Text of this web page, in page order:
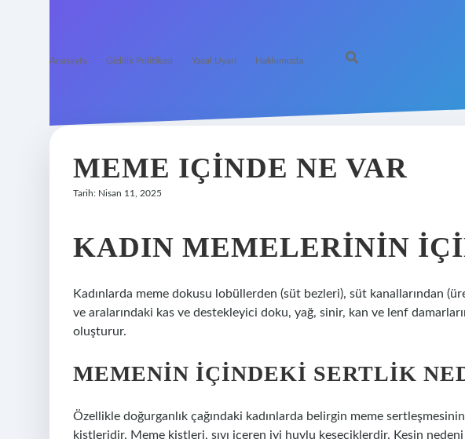
Anasayfa Gizlilik Politikası Yasal Uyarı Hakkımızda
MEME IÇINDE NE VAR
Tarih: Nisan 11, 2025
KADIN MEMELERININ
Kadınlarda meme dokusu lobüllerden (süt bezleri), süt kanallarından
ve aralarındaki kas ve destekleyici doku, yağ, sinir, kan ve lenf
oluşturur.
MEMENIN IÇINDEKI SERTLIK
Özellikle doğurganlık çağındaki kadınlarda belirgin meme
kistleridir. Meme kistleri, sıvı içeren iyi huylu keseciklerdir. Kesin